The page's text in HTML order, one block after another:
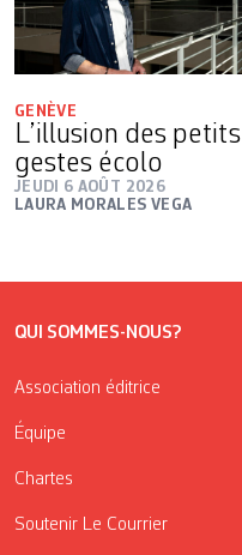
GENÈVE
L’illusion des petits
gestes écolo
JEUDI 6 AOÛT 2026
LAURA MORALES VEGA
QUI SOMMES-NOUS?
Association éditrice
Équipe
Chartes
Soutenir Le Courrier